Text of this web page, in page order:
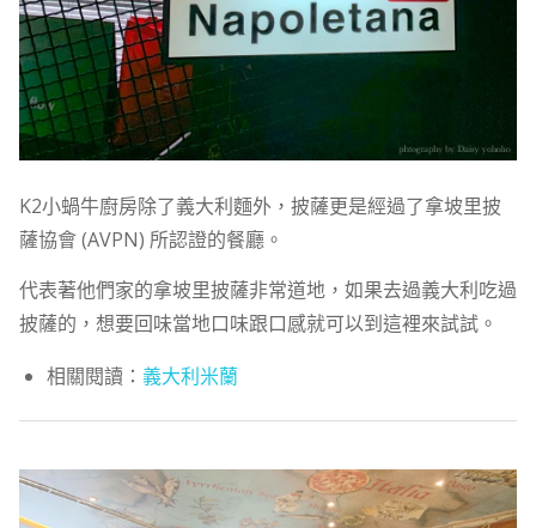
K2小蝸牛廚房除了義大利麵外，披薩更是經過了拿坡里披
薩協會 (AVPN) 所認證的餐廳。
代表著他們家的拿坡里披薩非常道地，如果去過義大利吃過
披薩的，想要回味當地口味跟口感就可以到這裡來試試。
相關閱讀： 義大利米蘭